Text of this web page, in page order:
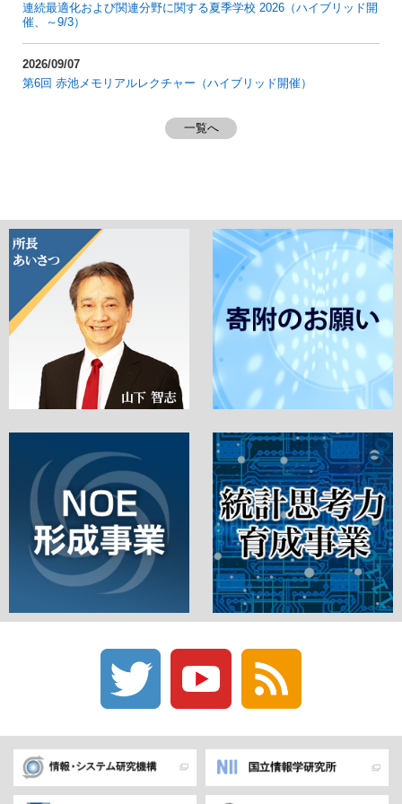
連続最適化および関連分野に関する夏季学校 2026（ハイブリッド開
催、～9/3）
2026/09/07
第6回 赤池メモリアルレクチャー（ハイブリッド開催）
一覧へ